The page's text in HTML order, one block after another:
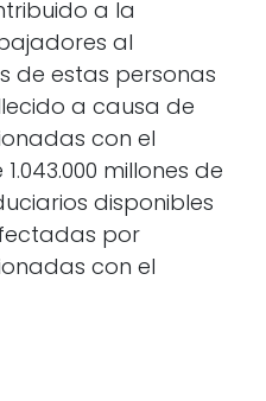
a la
al
de estas personas
a causa de
con el
millones de
disponibles
por
con el